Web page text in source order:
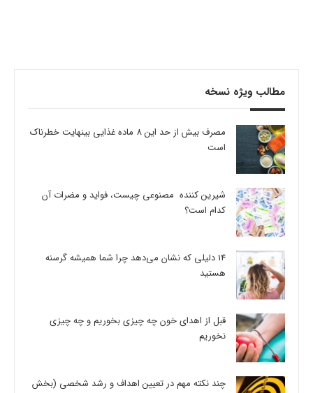
مطالب ویژه نسخه
مصرف بیش از حد این 8 ماده غذایی بینهایت خطرناک
است
شیرین کننده مصنوعی چیست، فواید و مضرات آن
کدام است؟
14 دلیلی که نشان می‌دهد چرا شما همیشه گرسنه
هستید
قبل از اهدای خون چه چیزی بخوریم و چه چیزی
نخوریم
چند نکته مهم در تعیین اهداف و رشد شخصی (بخش